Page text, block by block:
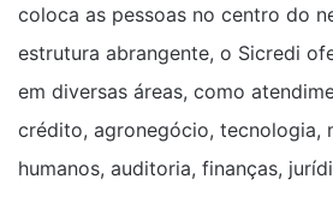
coloca as pessoas no centro do
estrutura abrangente, o Sicredi
em diversas áreas, como
crédito, agronegócio, tecnologia,
humanos, auditoria, finanças,